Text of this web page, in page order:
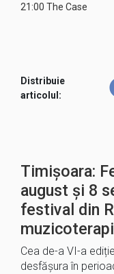
21:00 The Case
Distribuie
articolul:
Timișoara:
august și 8
festival din
Cea de-a VI-a
desfășura în